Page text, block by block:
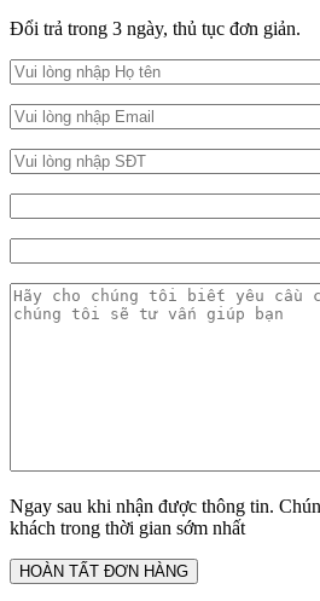
Đổi trả trong 3 ngày, thủ tục đơn giản.
Ngay sau khi nhận được thông tin.
khách trong thời gian sớm nhất